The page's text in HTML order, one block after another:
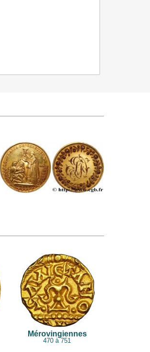
Mérovingiennes
470 à 751